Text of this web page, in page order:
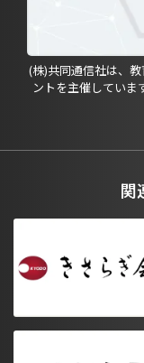
(株)共同通信社は、
ントを主催していま
関